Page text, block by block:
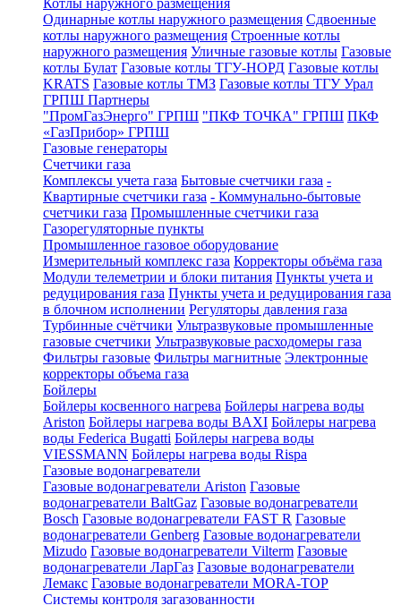
Котлы наружного размещения
Одинарные котлы наружного размещения Сдвоенные
котлы наружного размещения Строенные котлы
наружного размещения Уличные газовые котлы Газовые
котлы Булат Газовые котлы ТГУ-НОРД Газовые котлы
KRATS Газовые котлы ТМЗ Газовые котлы ТГУ Урал
ГРПШ Партнеры
"ПромГазЭнерго" ГРПШ "ПКФ ТОЧКА" ГРПШ ПКФ
«ГазПрибор» ГРПШ
Газовые генераторы
Счетчики газа
Комплексы учета газа Бытовые счетчики газа -
Квартирные счетчики газа - Коммунально-бытовые
счетчики газа Промышленные счетчики газа
Газорегуляторные пункты
Промышленное газовое оборудование
Измерительный комплекс газа Корректоры объёма газа
Модули телеметрии и блоки питания Пункты учета и
редуцирования газа Пункты учета и редуцирования газа
в блочном исполнении Регуляторы давления газа
Турбинные счётчики Ультразвуковые промышленные
газовые счетчики Ультразвуковые расходомеры газа
Фильтры газовые Фильтры магнитные Электронные
корректоры объема газа
Бойлеры
Бойлеры косвенного нагрева Бойлеры нагрева воды
Ariston Бойлеры нагрева воды BAXI Бойлеры нагрева
воды Federica Bugatti Бойлеры нагрева воды
VIESSMANN Бойлеры нагрева воды Rispa
Газовые водонагреватели
Газовые водонагреватели Ariston Газовые
водонагреватели BaltGaz Газовые водонагреватели
Bosch Газовые водонагреватели FAST R Газовые
водонагреватели Genberg Газовые водонагреватели
Mizudo Газовые водонагреватели Vilterm Газовые
водонагреватели ЛарГаз Газовые водонагреватели
Лемакс Газовые водонагреватели MORA-TOP
Системы контроля загазованности